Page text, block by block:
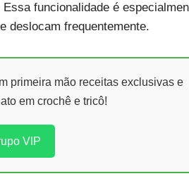
funcionalidade é
deslocam frequentemente.
primeira mão receitas exclusivas e
em crochê e tricô!
VIP